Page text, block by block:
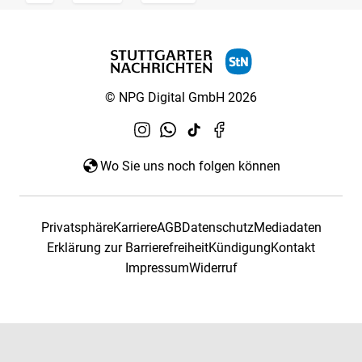
© NPG Digital GmbH 2026
Wo Sie uns noch folgen können
PrivatsphäreKarriereAGBDatenschutzMediadaten
Erklärung zur BarrierefreiheitKündigungKontakt
ImpressumWiderruf